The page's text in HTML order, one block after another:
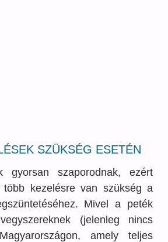
SZÜKSÉG ESETÉN
gyorsan szaporodnak, ezért
több kezelésre van szükség a
Mivel a peték
(jelenleg nincs
amely teljes